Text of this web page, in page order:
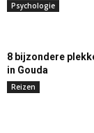
Psychologie
8 bijzondere
in Gouda
Reizen